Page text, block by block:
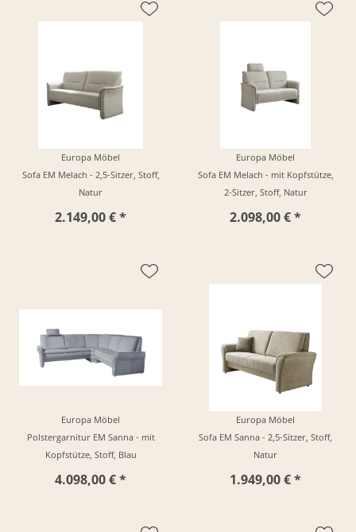
Europa Möbel
Sofa EM Melach - 2,5-Sitzer, Stoff,
Natur
2.149,00 € *
Europa Möbel
Sofa EM Melach - mit Kopfstütze,
2-Sitzer, Stoff, Natur
2.098,00 € *
Europa Möbel
Polstergarnitur EM Sanna - mit
Kopfstütze, Stoff, Blau
4.098,00 € *
Europa Möbel
Sofa EM Sanna - 2,5-Sitzer, Stoff,
Natur
1.949,00 € *